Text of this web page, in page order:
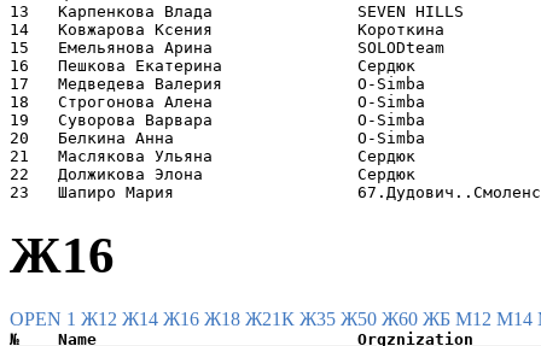
13   Карпенкова Влада               SEVEN
14   Ковжарова Ксения
15   Емельянова Арина
16   Пешкова Екатерина
17   Медведева Валерия              O-
18   Строгонова Алена               O-
19   Суворова Варвара               O-
20   Белкина Анна                   O-
21   Маслякова Ульяна
22   Должикова Элона
Ж16
OPEN 1 Ж12 Ж14 Ж16 Ж18 Ж21К Ж35 Ж50 Ж60 ЖБ М12 М14